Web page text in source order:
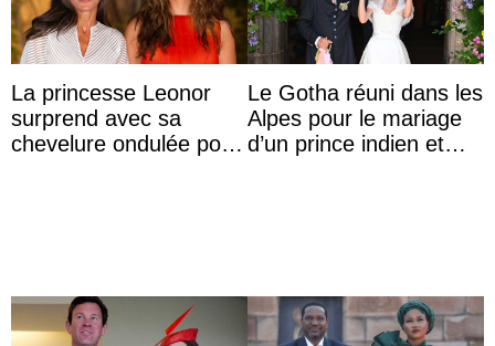
La princesse Leonor
surprend avec sa
chevelure ondulée pour
Le Gotha réuni dans les
Alpes pour le mariage
d’un prince indien et